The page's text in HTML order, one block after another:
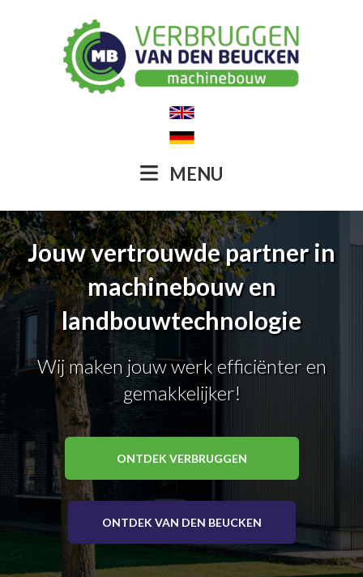
MENU
Jouw vertrouwde partner in
machinebouw en
landbouwtechnologie
Wij maken jouw werk efficiënter en
gemakkelijker!
ONTDEK VERBRUGGEN
ONTDEK VAN DEN BEUCKEN